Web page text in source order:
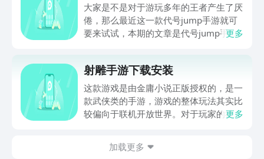
大家是不是对于游玩多年的王者产生了厌
倦，那么最近这一款代号jump手游就可
要来试试，本期的文章是代号jump手游
的差异，特别是针对于二次元玩家能够有
更佳的代入感，其中有着热门的漫画人物
能够收集和操作战斗，如果对代号jump
手游感兴趣的就请花点时间读完下方的内
更多
射雕手游下载安装
这款游戏是由金庸小说正版授权的，是一
款武侠类的手游，游戏的整体玩法其实比
较偏向于联机开放世界。对于玩家的社交
游戏中也没有任何门派选择，玩家只需要
更多
加载更多